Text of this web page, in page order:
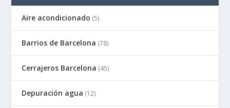
Aire acondicionado (5)
Barrios de Barcelona (78)
Cerrajeros Barcelona (45)
Depuración agua (12)